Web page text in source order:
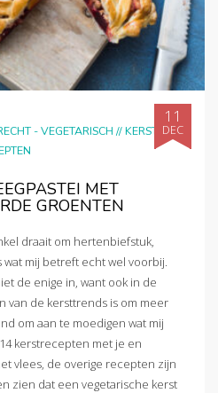
- VEGETARISCH //KERST //
11
DEC
MET
GROENTEN
draait om hertenbiefstuk,
mij betreft echt wel voorbij.
de enige in, want ook in de
van de kersttrends is om meer
om aan te moedigen wat mij
kerstrecepten met je en
vlees, de overige recepten zijn
zien dat een vegetarische kerst